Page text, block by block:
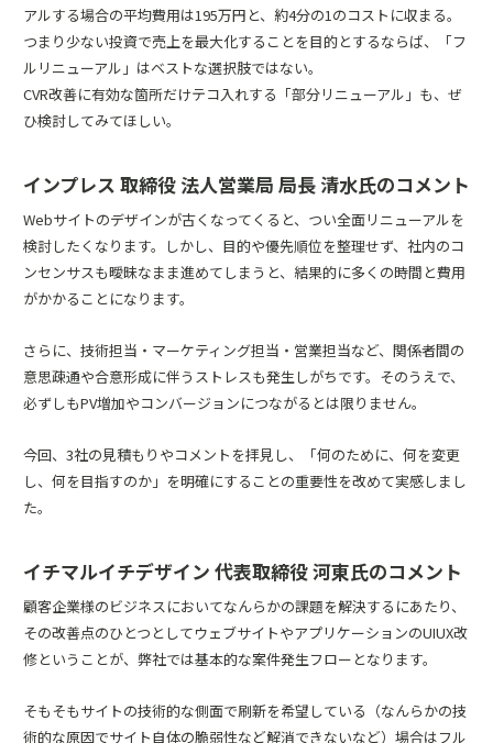
アルする場合の平均費用は195万円と、約4分の1のコストに収まる。
つまり少ない投資で売上を最大化することを目的とするならば、「フ
ルリニューアル」はベストな選択肢ではない。
CVR改善に有効な箇所だけテコ入れする「部分リニューアル」も、ぜ
ひ検討してみてほしい。
インプレス 取締役 法人営業局 局長 清水氏のコメント
Webサイトのデザインが古くなってくると、つい全面リニューアルを
検討したくなります。しかし、目的や優先順位を整理せず、社内のコ
ンセンサスも曖昧なまま進めてしまうと、結果的に多くの時間と費用
がかかることになります。
さらに、技術担当・マーケティング担当・営業担当など、関係者間の
意思疎通や合意形成に伴うストレスも発生しがちです。そのうえで、
必ずしもPV増加やコンバージョンにつながるとは限りません。
今回、3社の見積もりやコメントを拝見し、「何のために、何を変更
し、何を目指すのか」を明確にすることの重要性を改めて実感しまし
た。
イチマルイチデザイン 代表取締役 河東氏のコメント
顧客企業様のビジネスにおいてなんらかの課題を解決するにあたり、
その改善点のひとつとしてウェブサイトやアプリケーションのUIUX改
修ということが、弊社では基本的な案件発生フローとなります。
そもそもサイトの技術的な側面で刷新を希望している（なんらかの技
術的な原因でサイト自体の脆弱性など解消できないなど）場合はフル